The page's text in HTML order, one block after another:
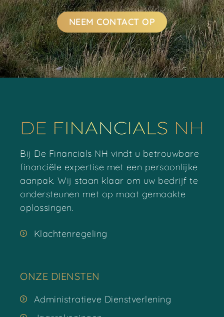
NEEM CONTACT OP
Bij De Financials NH vindt u betrouwbare
financiële expertise met een persoonlijke
aanpak. Wij staan klaar om uw bedrijf te
ondersteunen met op maat gemaakte
oplossingen.
Klachtenregeling
ONZE DIENSTEN
Administratieve Dienstverlening